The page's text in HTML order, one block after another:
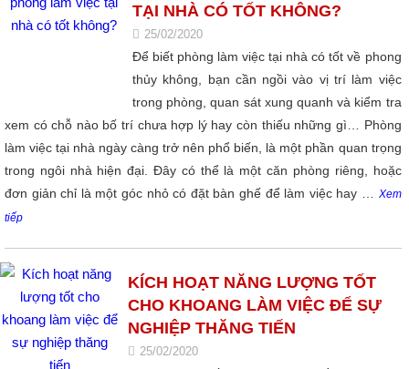
TẠI NHÀ CÓ TỐT KHÔNG?
25/02/2020
Để biết phòng làm việc tại nhà có tốt về phong
thủy không, bạn cần ngồi vào vị trí làm việc
trong phòng, quan sát xung quanh và kiểm tra
xem có chỗ nào bố trí chưa hợp lý hay còn thiếu những gì… Phòng
làm việc tại nhà ngày càng trở nên phổ biến, là một phần quan trọng
trong ngôi nhà hiện đại. Đây có thể là một căn phòng riêng, hoặc
đơn giản chỉ là một góc nhỏ có đặt bàn ghế để làm việc hay …
Xem
tiếp
KÍCH HOẠT NĂNG LƯỢNG TỐT
CHO KHOANG LÀM VIỆC ĐỂ SỰ
NGHIỆP THĂNG TIẾN
25/02/2020